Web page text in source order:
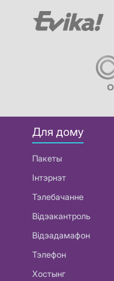
Для дому
Пакеты
Інтэрнэт
Тэлебачанне
Відэакантроль
Відэадамафон
Тэлефон
Хостынг